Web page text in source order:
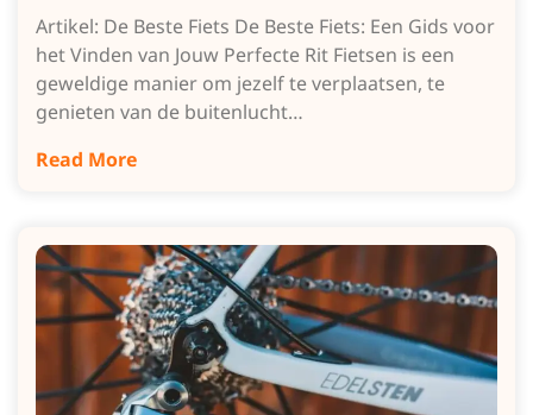
Artikel: De Beste Fiets De Beste Fiets: Een Gids voor
het Vinden van Jouw Perfecte Rit Fietsen is een
geweldige manier om jezelf te verplaatsen, te
genieten van de buitenlucht…
Read More